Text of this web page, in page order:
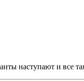
наступают и все